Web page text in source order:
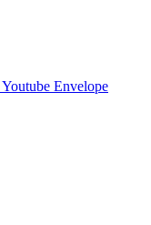
Youtube Envelope